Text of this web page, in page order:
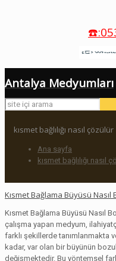
Antalya Medyumları
kısmet bağlılığı nasıl çözülür
Ana sayfa
kısmet bağlılığı nasıl
Kısmet Bağlama Büyüsü Nasıl
Kısmet Bağlama Büyüsü Nasıl
çalışma yapan medyum,
farklı şekillerde tanımlanmakta
kadar, var olan bir büyünün
değişmektedir. Bu yöntemsel